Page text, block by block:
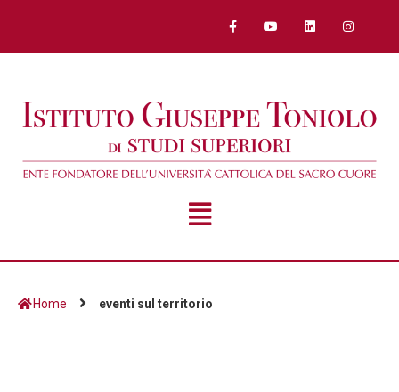
Home eventi sul territorio